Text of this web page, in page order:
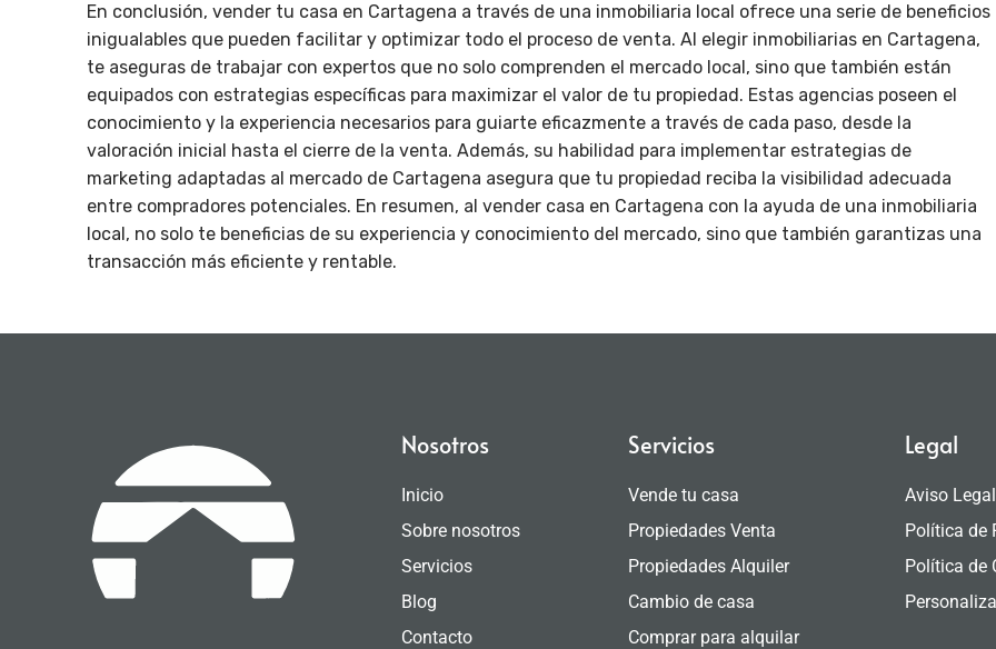
En conclusión, vender tu casa en Cartagena a través de una inmobiliaria local ofrece una serie de beneficios
inigualables que pueden facilitar y optimizar todo el proceso de venta. Al elegir inmobiliarias en Cartagena,
te aseguras de trabajar con expertos que no solo comprenden el mercado local, sino que también están
equipados con estrategias específicas para maximizar el valor de tu propiedad. Estas agencias poseen el
conocimiento y la experiencia necesarios para guiarte eficazmente a través de cada paso, desde la
valoración inicial hasta el cierre de la venta. Además, su habilidad para implementar estrategias de
marketing adaptadas al mercado de Cartagena asegura que tu propiedad reciba la visibilidad adecuada
entre compradores potenciales. En resumen, al vender casa en Cartagena con la ayuda de una inmobiliaria
local, no solo te beneficias de su experiencia y conocimiento del mercado, sino que también garantizas una
transacción más eficiente y rentable.
Nosotros
Inicio
Sobre nosotros
Servicios
Blog
Contacto
Servicios
Vende tu casa
Propiedades Venta
Propiedades Alquiler
Cambio de casa
Comprar para alquilar
Legal
Aviso Legal
Política de
Política de